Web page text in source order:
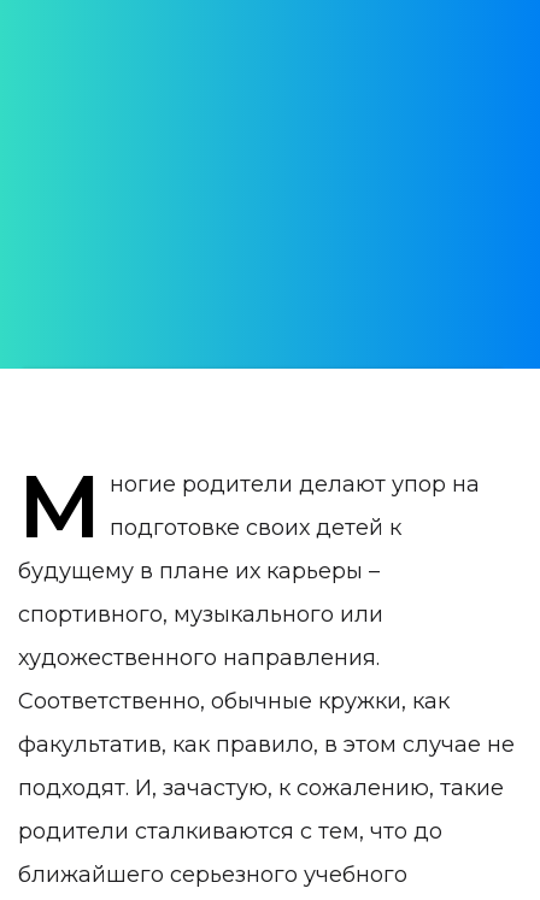
М
ногие родители делают упор на
подготовке своих детей к
будущему в плане их карьеры –
спортивного, музыкального или
художественного направления.
Соответственно, обычные кружки, как
факультатив, как правило, в этом случае не
подходят. И, зачастую, к сожалению, такие
родители сталкиваются с тем, что до
ближайшего серьезного учебного